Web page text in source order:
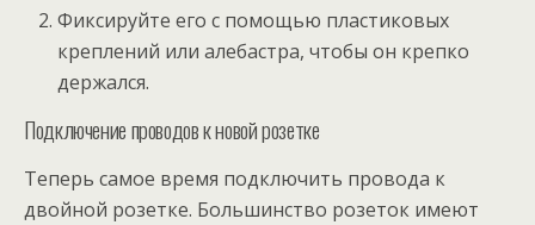
Фиксируйте его с помощью пластиковых
креплений или алебастра, чтобы он крепко
держался.
Подключение проводов к новой розетке
Теперь самое время подключить провода к
двойной розетке. Большинство розеток имеют